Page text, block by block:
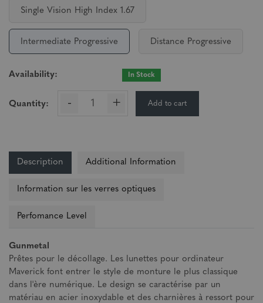
Single Vision High Index 1.67
Intermediate Progressive Distance Progressive
Availability: In Stock
Quantity: - + Add to cart
Description Additional Information
Information sur les verres optiques
Perfomance Level
Gunmetal
Prêtes pour le décollage. Les lunettes pour ordinateur
Maverick font entrer le style de monture le plus classique
dans l'ère numérique. Le design se caractérise par un
matériau en acier inoxydable et des charnières à ressort pour